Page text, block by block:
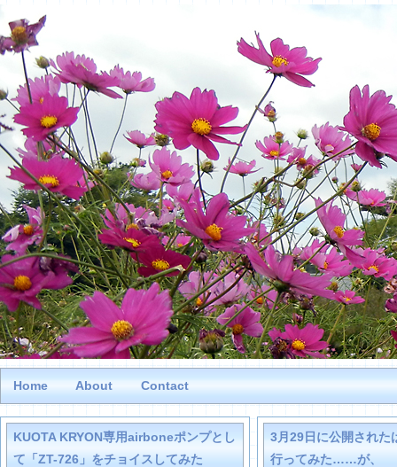
Home About Contact
KUOTA KRYON専用airboneポンプとし
て「ZT-726」をチョイスしてみた
3月29日に公開された
行ってみた……が、